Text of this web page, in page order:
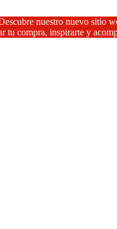
nuestro nuevo sitio
tu compra, inspirarte y